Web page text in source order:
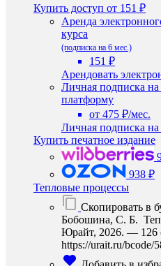
Купить доступ от 151 ₽
Аренда
курса
(подписка на 6 мес.)
151 ₽
Арендовать
Личная подписка
платформу
от 475 ₽/мес.
Личная подписка
Купить печатное издание
938 ₽
Тепловые процессы
Скопировать в
Бобошина, С. Б.
Юрайт, 2026. — 126
https://urait.ru/bcode/